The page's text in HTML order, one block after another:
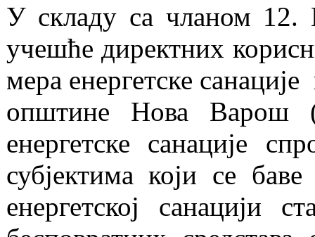
У складу са чланом 12.
учешће директних
мера енергетске
општине Нова Варош
енергетске санације
субјектима који се
енергетској санацији